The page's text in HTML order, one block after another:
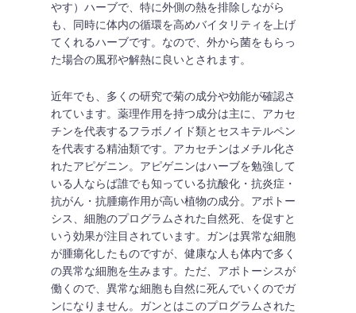
やす）ハーブで、特に外側の熱を排除しながら
も、同時に体内の循環を高めバイタリティを上げ
てくれるハーブです。なので、外から菌をもらっ
た場合の風邪や解熱に良いとされます。
近年でも、多くの研究で菊の成分や効能が確認さ
れています。薬理作用を持つ成分は主に、アカセ
チンを代表するフラボノイド類とセスキテルペン
を代表する精油類です。アカセチンはメチル化さ
れたアピゲニン。アピゲニンはハーブを勉強して
いる人ならば誰でも知っている抗酸化・抗炎症・
抗がん・抗腫瘍作用が高い植物の成分。アポトー
シス、細胞のプログラムされた自然死、を促すと
いう効果が注目されています。ガンは異常な細胞
が腫瘍化したものですが、健康な人も体内で多く
の異常な細胞を生みます。ただ、アポトーシスが
働くので、異常な細胞も自然に死んでいくのでガ
ンになりません。ガンとはこのプログラムされた